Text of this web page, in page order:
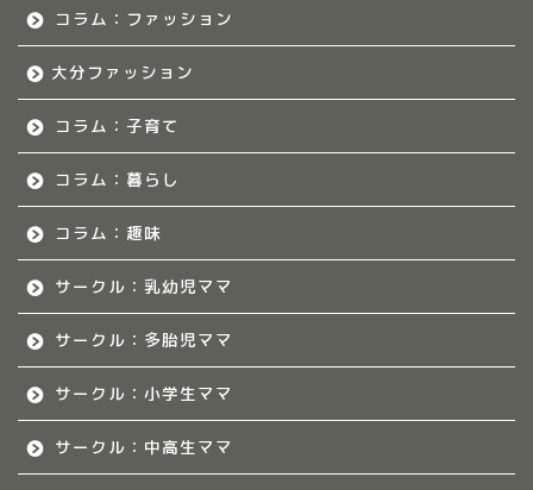
コラム：ファッション
大分ファッション
コラム：子育て
コラム：暮らし
コラム：趣味
サークル：乳幼児ママ
サークル：多胎児ママ
サークル：小学生ママ
サークル：中高生ママ
佐賀のママ集まれ！につ
熊本のママ集まれ！につ